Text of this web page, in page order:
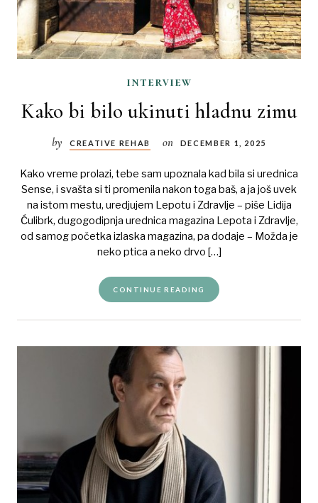
interview
Kako bi bilo ukinuti hladnu zimu
by CREATIVE REHAB on DECEMBER 1, 2025
Kako vreme prolazi, tebe sam upoznala kad bila si urednica
Sense, i svašta si ti promenila nakon toga baš, a ja još uvek
na istom mestu, uredjujem Lepotu i Zdravlje – piše Lidija
Ćulibrk, dugogodipnja urednica magazina Lepota i Zdravlje,
od samog početka izlaska magazina, pa dodaje – Možda je
neko ptica a neko drvo […]
CONTINUE READING